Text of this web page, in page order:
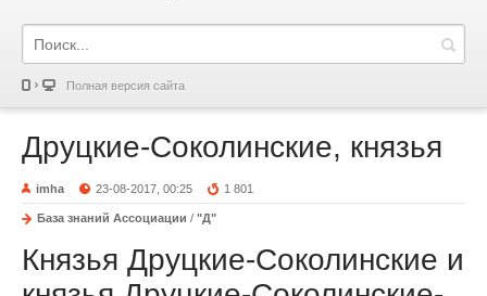
Полная версия сайта
Друцкие-Соколинские, князья
imha 23-08-2017, 00:25 1 801
База знаний Ассоциации / "Д"
Князья Друцкие-Соколинские и